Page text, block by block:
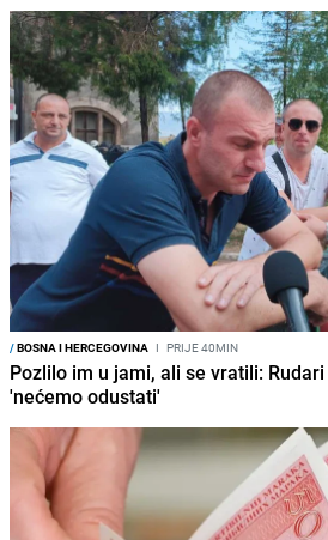
/BOSNA I HERCEGOVINA I PRIJE 40MIN
Pozlilo im u jami, ali se vratili:
'nećemo odustati'